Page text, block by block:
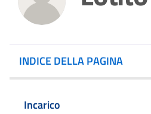
INDICE DELLA PAGINA
Incarico